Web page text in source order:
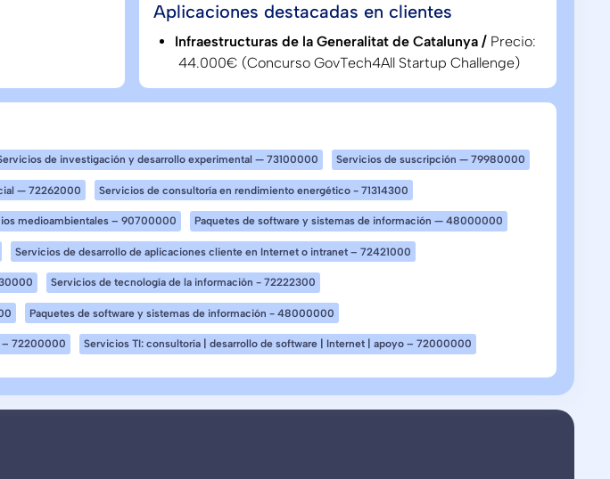
Aplicaciones destacadas en clientes
Infraestructuras de la Generalitat de Catalunya / Precio:
44.000€ (Concurso GovTech4All Startup Challenge)
de investigación y desarrollo experimental — 73100000 Servicios de suscripción — 79980000
— 72262000 Servicios de consultoría en rendimiento energético - 71314300
medioambientales – 90700000 Paquetes de software y sistemas de información — 48000000
Servicios de desarrollo de aplicaciones cliente en Internet o intranet – 72421000
Servicios de tecnología de la información - 72222300
Paquetes de software y sistemas de información - 48000000
– 72200000 Servicios TI: consultoría | desarrollo de software | Internet | apoyo – 72000000